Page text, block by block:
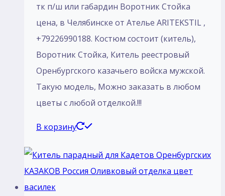
тк п/ш или габардин Воротник Стойка
цена, в Челябинске от Ателье ARITEKSTIL ,
+79226990188. Костюм состоит (китель),
Воротник Стойка, Китель реестровый
Оренбургского казачьего войска мужской.
Такую модель, Mожно заказать в любом
цветы с любой отделкой.!!!
В корзину